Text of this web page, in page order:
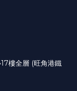
樓全層 (旺角港鐵